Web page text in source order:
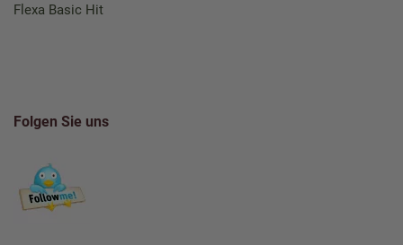
Flexa Basic Hit
Folgen Sie uns